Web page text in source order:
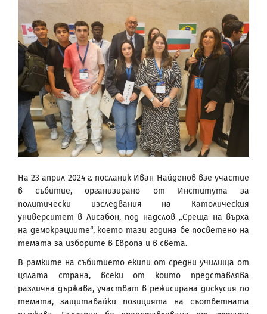
На 23 април 2024 г. посланик Иван Найденов взе участие
в събитие, организирано от Института за
политически изследвания на Католическия
университет в Лисабон, под надслов „Среща на върха
на демокрациите“, което тази година бе посветено на
темата за изборите в Европа и в света.
В рамките на събитието екипи от средни училища от
цялата страна, всеки от които представлява
различна държава, участват в режисирана дискусия по
темата, защитавайки позицията на съответната